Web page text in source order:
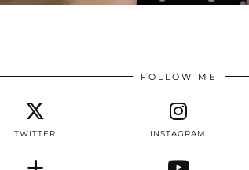
FOLLOW ME
TWITTER INSTAGRAM